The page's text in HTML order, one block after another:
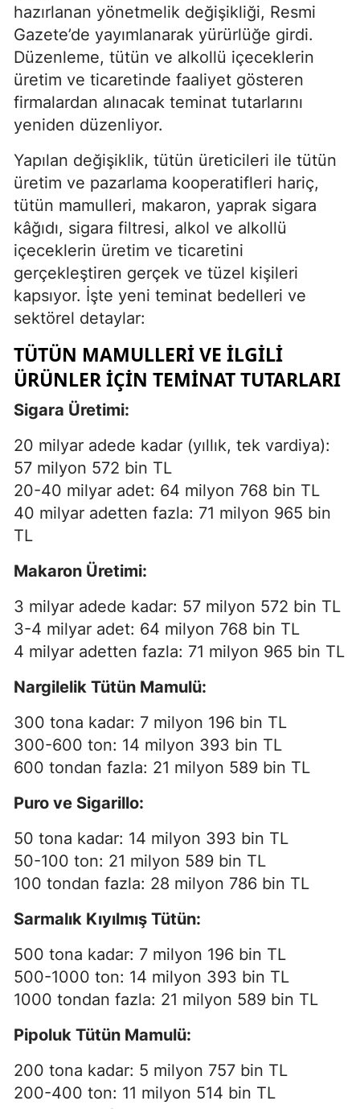
hazırlanan yönetmelik değişikliği, Resmi
Gazete’de yayımlanarak yürürlüğe girdi.
Düzenleme, tütün ve alkollü içeceklerin
üretim ve ticaretinde faaliyet gösteren
firmalardan alınacak teminat tutarlarını
yeniden düzenliyor.
Yapılan değişiklik, tütün üreticileri ile tütün
üretim ve pazarlama kooperatifleri hariç,
tütün mamulleri, makaron, yaprak sigara
kâğıdı, sigara filtresi, alkol ve alkollü
içeceklerin üretim ve ticaretini
gerçekleştiren gerçek ve tüzel kişileri
kapsıyor. İşte yeni teminat bedelleri ve
sektörel detaylar:
TÜTÜN MAMULLERI VE İLGILI
ÜRÜNLER İÇIN TEMINAT TUTARLARI
Sigara Üretimi:
20 milyar adede kadar (yıllık, tek vardiya):
57 milyon 572 bin TL
20-40 milyar adet: 64 milyon 768 bin TL
40 milyar adetten fazla: 71 milyon 965 bin
TL
Makaron Üretimi:
3 milyar adede kadar: 57 milyon 572 bin TL
3-4 milyar adet: 64 milyon 768 bin TL
4 milyar adetten fazla: 71 milyon 965 bin TL
Nargilelik Tütün Mamulü:
300 tona kadar: 7 milyon 196 bin TL
300-600 ton: 14 milyon 393 bin TL
600 tondan fazla: 21 milyon 589 bin TL
Puro ve Sigarillo:
50 tona kadar: 14 milyon 393 bin TL
50-100 ton: 21 milyon 589 bin TL
100 tondan fazla: 28 milyon 786 bin TL
Sarmalık Kıyılmış Tütün:
500 tona kadar: 7 milyon 196 bin TL
500-1000 ton: 14 milyon 393 bin TL
1000 tondan fazla: 21 milyon 589 bin TL
Pipoluk Tütün Mamulü:
200 tona kadar: 5 milyon 757 bin TL
200-400 ton: 11 milyon 514 bin TL